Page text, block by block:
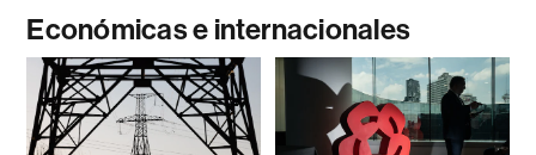
Económicas e internacionales